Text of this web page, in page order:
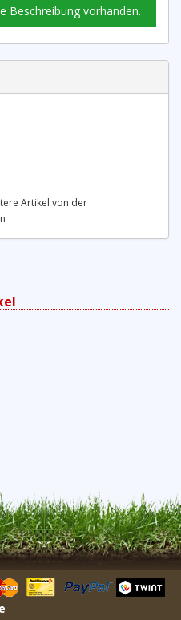
Beschreibung vorhanden.
Artikel von der